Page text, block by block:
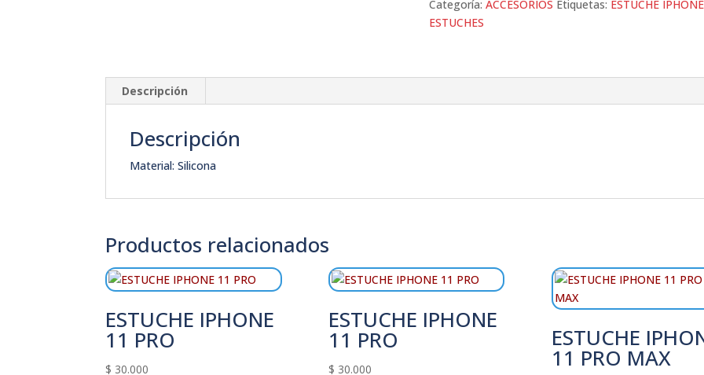
Categoría:ACCESORIOS Etiquetas: ESTUCHE
ESTUCHES
Descripción
Descripción
Material: Silicona
Productos relacionados
ESTUCHE IPHONE
11 PRO
$ 30.000
ESTUCHE IPHONE
11 PRO
$ 30.000
ESTUCHE
11 PRO MAX